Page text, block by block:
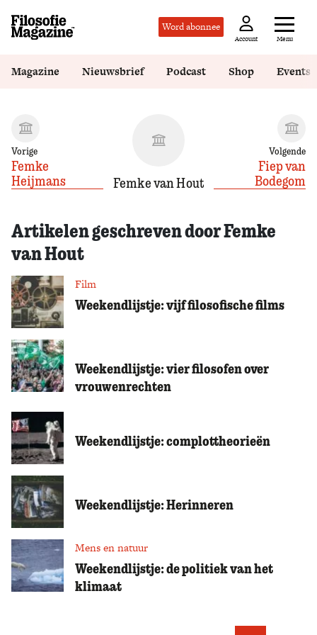
Word abonnee
Account Menu
Magazine Nieuwsbrief Podcast Shop Events
Vorige
Femke
Heijmans
Femke van Hout
Volgende
Fiep van
Bodegom
Artikelen geschreven door Femke
van Hout
Film
Weekendlijstje: vijf filosofische films
Weekendlijstje: vier filosofen over
vrouwenrechten
Weekendlijstje: complottheorieën
Weekendlijstje: Herinneren
Mens en natuur
Weekendlijstje: de politiek van het
klimaat